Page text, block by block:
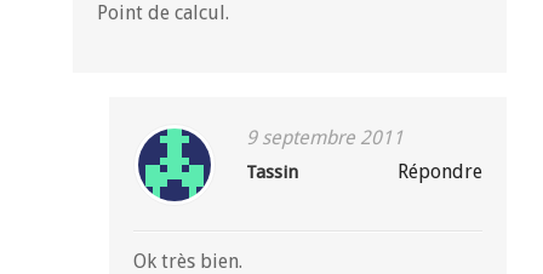
Point de calcul.
9 septembre 2011
Tassin Répondre
Ok très bien.